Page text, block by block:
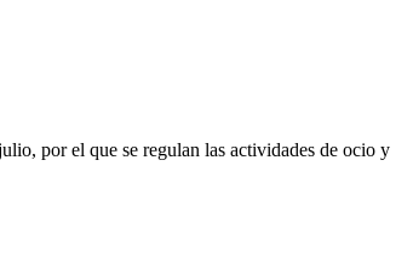
por el que se regulan las actividades de ocio y